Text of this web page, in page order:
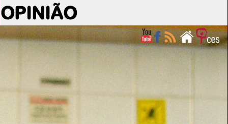
OPINIÃO